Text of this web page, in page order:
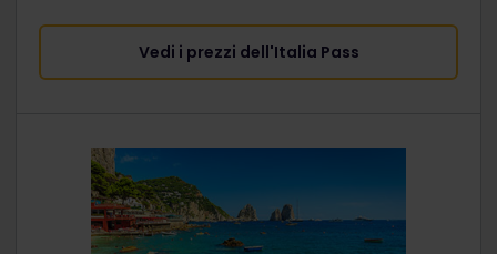
Vedi i prezzi dell'Italia Pass